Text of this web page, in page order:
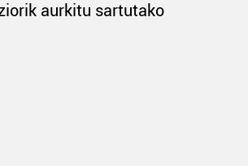
aurkitu sartutako